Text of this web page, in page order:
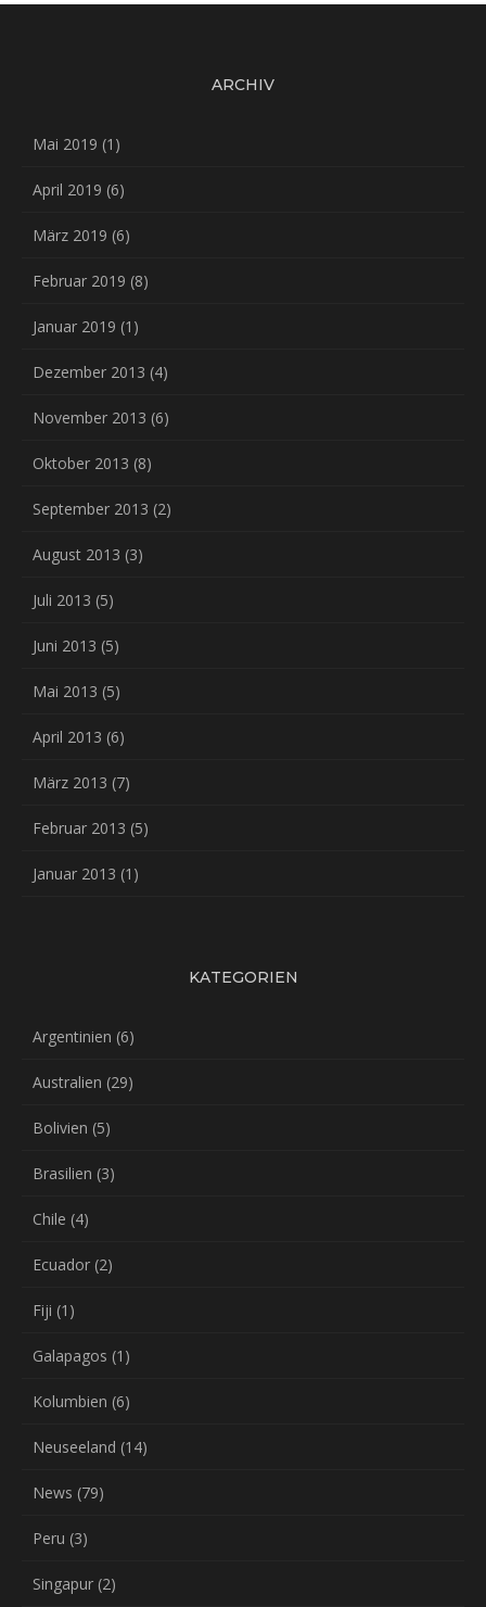
ARCHIV
Mai 2019 (1)
April 2019 (6)
März 2019 (6)
Februar 2019 (8)
Januar 2019 (1)
Dezember 2013 (4)
November 2013 (6)
Oktober 2013 (8)
September 2013 (2)
August 2013 (3)
Juli 2013 (5)
Juni 2013 (5)
Mai 2013 (5)
April 2013 (6)
März 2013 (7)
Februar 2013 (5)
Januar 2013 (1)
KATEGORIEN
Argentinien (6)
Australien (29)
Bolivien (5)
Brasilien (3)
Chile (4)
Ecuador (2)
Fiji (1)
Galapagos (1)
Kolumbien (6)
Neuseeland (14)
News (79)
Peru (3)
Singapur (2)